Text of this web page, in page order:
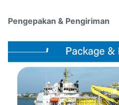
Pengepakan & Pengiriman